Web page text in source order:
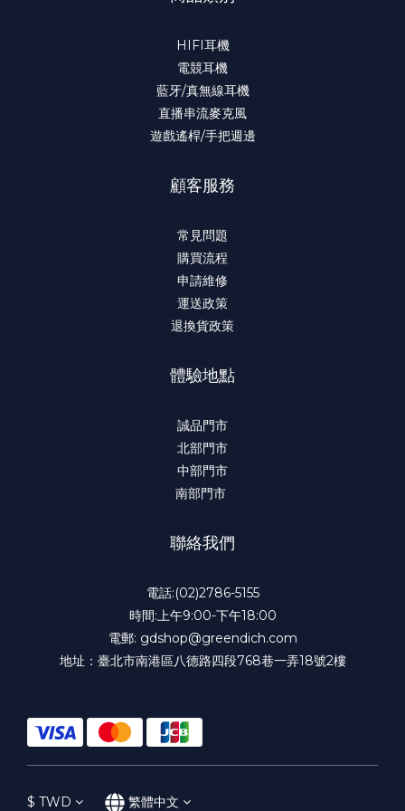
HIFI耳機
電競耳機
藍牙/真無線耳機
直播串流麥克風
遊戲遙桿/手把週邊
顧客服務
常見問題
購買流程
申請維修
運送政策
退換貨政策
體驗地點
誠品門市
北部門市
中部門市
南部門市
聯絡我們
電話:(02)2786-5155
時間:上午9:00-下午18:00
電郵: gdshop@greendich.com
地址：臺北市南港區八德路四段768巷一弄18號2樓
$ TWD 繁體中文